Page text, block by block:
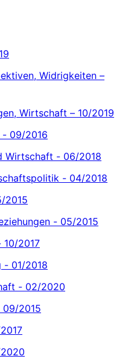
Widrigkeiten –
Wirtschaft – 10/2019
- 09/2016
Wirtschaft - 06/2018
- 04/2018
2015
- 05/2015
10/2017
- 01/2018
- 02/2020
09/2015